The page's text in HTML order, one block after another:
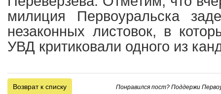
милиция Первоуральска
незаконных листовок, в
УВД критиковали одного из
Возврат к списку Понравился пост? Поддержи